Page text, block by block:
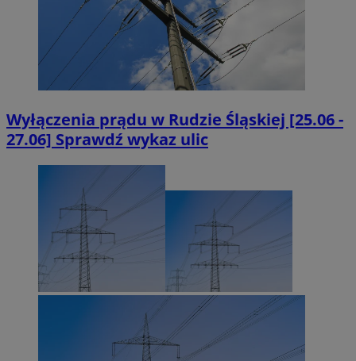
Wyłączenia prądu w Rudzie Śląskiej [25.06 -
27.06] Sprawdź wykaz ulic